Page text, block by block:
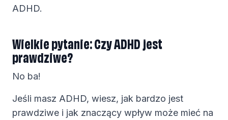
ADHD.
Wielkie pytanie: Czy ADHD jest
prawdziwe?
No ba!
Jeśli masz ADHD, wiesz, jak bardzo jest
prawdziwe i jak znaczący wpływ może mieć na